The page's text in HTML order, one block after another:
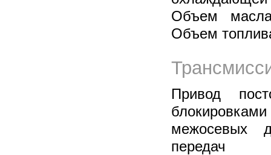
Объем
Объем
Привод
межосевых